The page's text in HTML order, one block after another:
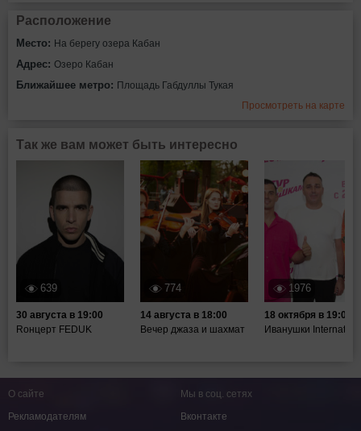
Расположение
Место: На берегу озера Кабан
Адрес: Озеро Кабан
Ближайшее метро: Площадь Габдуллы Тукая
Просмотреть на карте
Так же вам может быть интересно
639
30 августа в 19:00
Rонцерт FEDUK
774
14 августа в 18:00
Вечер джаза и шахмат
1976
18 октября в 19:00
Иванушки
О сайте
Рекламодателям
Мы в соц. сетях
Вконтакте